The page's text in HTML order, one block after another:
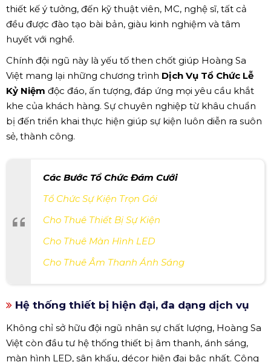
thiết kế ý tưởng, đến kỹ thuật viên, MC, nghệ sĩ, tất cả
đều được đào tạo bài bản, giàu kinh nghiệm và tâm
huyết với nghề.
Chính đội ngũ này là yếu tố then chốt giúp Hoàng Sa
Việt mang lại những chương trình Dịch Vụ Tổ Chức Lễ
Kỷ Niệm độc đáo, ấn tượng, đáp ứng mọi yêu cầu khắt
khe của khách hàng. Sự chuyên nghiệp từ khâu chuẩn
bị đến triển khai thực hiện giúp sự kiện luôn diễn ra suôn
sẻ, thành công.
Các Bước Tổ Chức Đám Cưới
Tổ Chức Sự Kiện Trọn Gói
Cho Thuê Thiết Bị Sự Kiện
Cho Thuê Màn Hình LED
Cho Thuê Âm Thanh Ánh Sáng
Hệ thống thiết bị hiện đại, đa dạng dịch vụ
Không chỉ sở hữu đội ngũ nhân sự chất lượng, Hoàng Sa
Việt còn đầu tư hệ thống thiết bị âm thanh, ánh sáng,
màn hình LED, sân khấu, décor hiện đại bậc nhất. Công